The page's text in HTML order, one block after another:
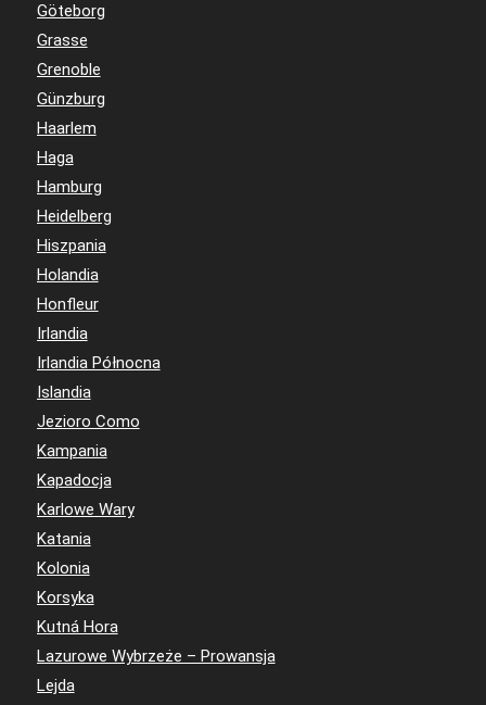
Göteborg
Grasse
Grenoble
Günzburg
Haarlem
Haga
Hamburg
Heidelberg
Hiszpania
Holandia
Honfleur
Irlandia
Irlandia Północna
Islandia
Jezioro Como
Kampania
Kapadocja
Karlowe Wary
Katania
Kolonia
Korsyka
Kutná Hora
Lazurowe Wybrzeże – Prowansja
Lejda